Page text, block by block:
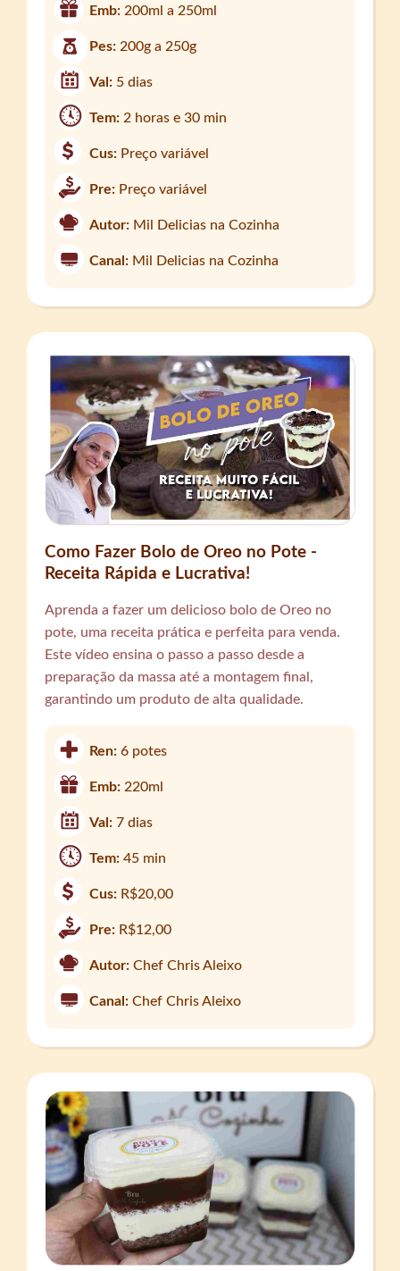
Emb: 200ml a 250ml
Pes: 200g a 250g
Val: 5 dias
Tem: 2 horas e 30 min
Cus: Preço variável
Pre: Preço variável
Autor: Mil Delicias na Cozinha
Canal: Mil Delicias na Cozinha
Como Fazer Bolo de Oreo no Pote -
Receita Rápida e Lucrativa!
Aprenda a fazer um delicioso bolo de Oreo no
pote, uma receita prática e perfeita para venda.
Este vídeo ensina o passo a passo desde a
preparação da massa até a montagem final,
garantindo um produto de alta qualidade.
Ren:6 potes
Emb: 220ml
Val:7 dias
Tem:45 min
Cus: R$20,00
Pre: R$12,00
Autor: Chef Chris Aleixo
Canal: Chef Chris Aleixo